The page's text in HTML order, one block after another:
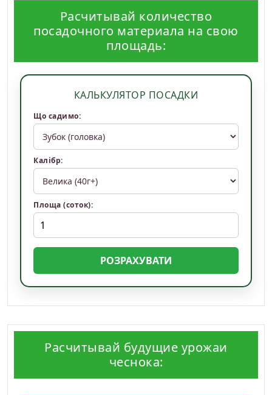
Расчитывай количество
посадочного материала на свою
площадь:
КАЛЬКУЛЯТОР ПОСАДКИ
Що садимо:
Калібр:
Площа (соток):
РОЗРАХУВАТИ
Расчитывай будущие урожаи
чеснока: